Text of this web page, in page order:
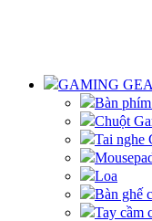
GAMING
Bàn
Chuột
Tai nghe
Loa
Bàn ghế
Tay cầm